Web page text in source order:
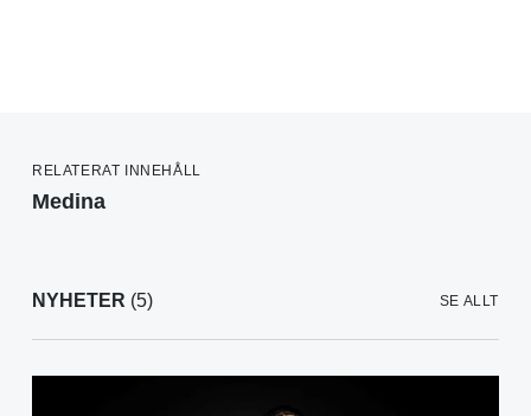
RELATERAT INNEHÅLL
Medina
NYHETER (5) SE ALLT